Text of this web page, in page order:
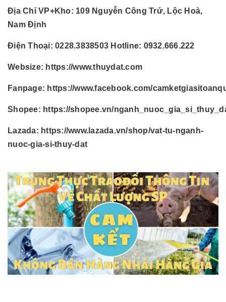
Địa Chỉ VP+Kho: 109 Nguyễn Công Trứ, Lộc Hoà,
Nam Định
Điện Thoại: 0228.3838503 Hotline: 0932.666.222
Websize: https://www.thuydat.com
Fanpage: https://www.facebook.com/
Shopee: https://shopee.vn/
Lazada: https://www.lazada.vn/shop/vat-tu-nganh-
nuoc-gia-si-thuy-dat